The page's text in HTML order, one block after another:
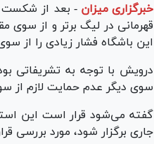
خبرگزاری میزان - بعد از شکست
قهرمانی در لیگ برتر و از سوی
این باشگاه فشار زیادی را از
درویش با توجه به تشریفاتی
سوی دیگر عدم حمایت لازم از
گفته می‌شود قرار است این
جاری برگزار شود، مورد بررسی